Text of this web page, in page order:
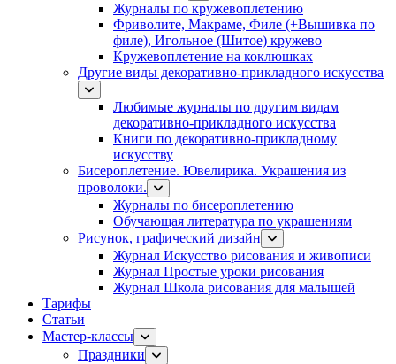
Журналы по кружевоплетению
Фриволите, Макраме, Филе (+Вышивка по
филе), Игольное (Шитое) кружево
Кружевоплетение на коклюшках
Другие виды декоративно-прикладного искусства
Любимые журналы по другим видам
декоративно-прикладного искусства
Книги по декоративно-прикладному
искусству
Бисероплетение. Ювелирика. Украшения из
проволоки.
Журналы по бисероплетению
Обучающая литература по украшениям
Рисунок, графический дизайн
Журнал Искусство рисования и живописи
Журнал Простые уроки рисования
Журнал Школа рисования для малышей
Тарифы
Статьи
Мастер-классы
Праздники